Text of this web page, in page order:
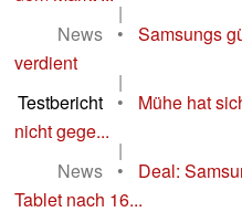
|
News
•
Samsungs
verdient
|
Testbericht
•
Mühe hat
nicht gege...
|
News
•
Deal:
Tablet nach 16...